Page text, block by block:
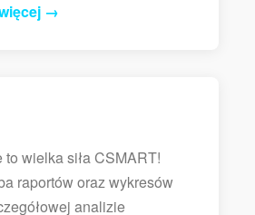
→
wielka siła CSMART!
raportów oraz wykresów
analizie